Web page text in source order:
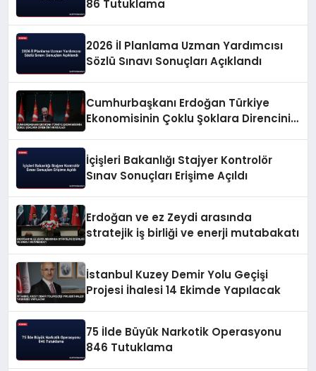
86 Tutuklama
2026 İl Planlama Uzman Yardımcısı
Sözlü Sınavı Sonuçları Açıklandı
Cumhurbaşkanı Erdoğan Türkiye
Ekonomisinin Çoklu Şoklara Direncini
İçişleri Bakanlığı Stajyer Kontrolör
Sınav Sonuçları Erişime Açıldı
Erdoğan ve ez Zeydi arasında
stratejik iş birliği ve enerji mutabakatı
İstanbul Kuzey Demir Yolu Geçişi
Projesi İhalesi 14 Ekimde Yapılacak
75 İlde Büyük Narkotik Operasyonu
846 Tutuklama